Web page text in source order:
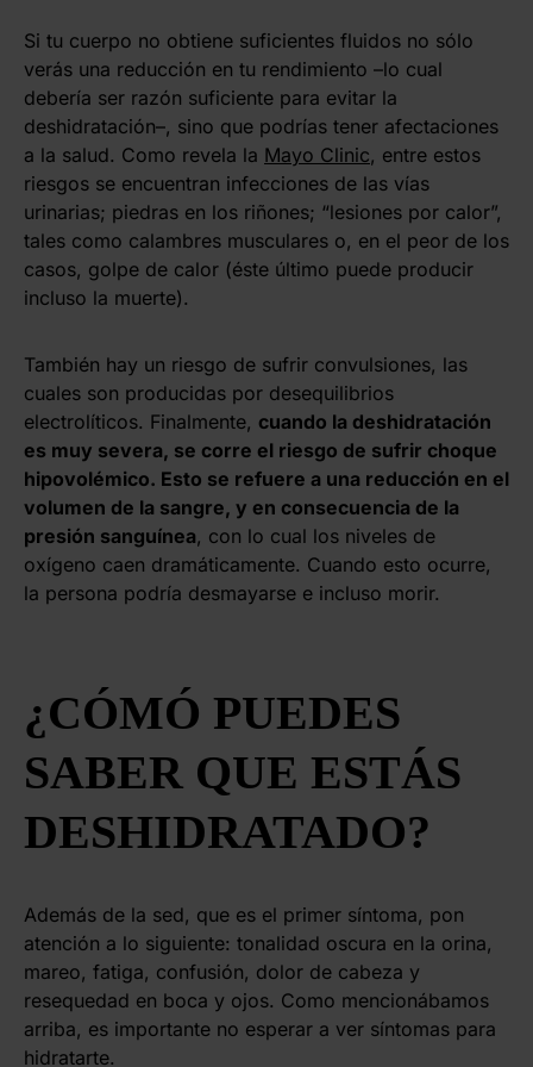
Si tu cuerpo no obtiene suficientes fluidos no sólo
verás una reducción en tu rendimiento –lo cual
debería ser razón suficiente para evitar la
deshidratación–, sino que podrías tener afectaciones
a la salud. Como revela la Mayo Clinic, entre estos
riesgos se encuentran infecciones de las vías
urinarias; piedras en los riñones; “lesiones por calor”,
tales como calambres musculares o, en el peor de los
casos, golpe de calor (éste último puede producir
incluso la muerte).
También hay un riesgo de sufrir convulsiones, las
cuales son producidas por desequilibrios
electrolíticos. Finalmente, cuando la deshidratación
es muy severa, se corre el riesgo de sufrir choque
hipovolémico. Esto se refuere a una reducción en el
volumen de la sangre, y en consecuencia de la
presión sanguínea, con lo cual los niveles de
oxígeno caen dramáticamente. Cuando esto ocurre,
la persona podría desmayarse e incluso morir.
¿CÓMÓ PUEDES
SABER QUE ESTÁS
DESHIDRATADO?
Además de la sed, que es el primer síntoma, pon
atención a lo siguiente: tonalidad oscura en la orina,
mareo, fatiga, confusión, dolor de cabeza y
resequedad en boca y ojos. Como mencionábamos
arriba, es importante no esperar a ver síntomas para
hidratarte.